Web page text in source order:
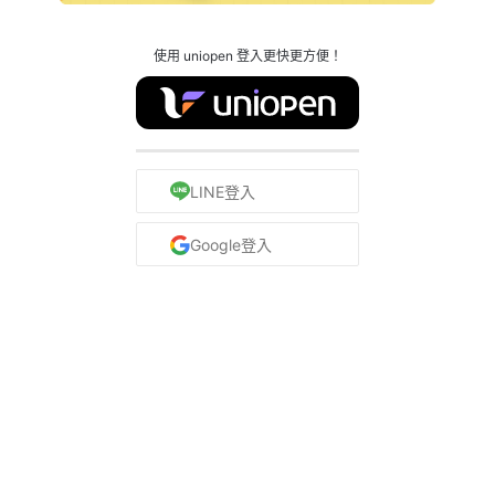
使用 uniopen 登入更快更方便！
LINE登入
Google登入